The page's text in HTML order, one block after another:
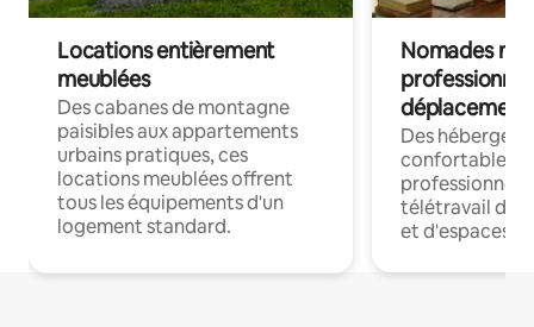
Locations entièrement
meublées
Des cabanes de montagne
paisibles aux appartements
urbains pratiques, ces
locations meublées offrent
tous les équipements d'un
logement standard.
Nomades
déplacement
Des
confortables
professionnels
télétravail
et d'espaces